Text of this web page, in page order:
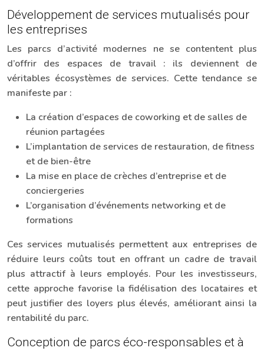
Développement de services mutualisés pour
les entreprises
Les parcs d’activité modernes ne se contentent plus
d’offrir des espaces de travail : ils deviennent de
véritables écosystèmes de services. Cette tendance se
manifeste par :
La création d’espaces de coworking et de salles de
réunion partagées
L’implantation de services de restauration, de fitness
et de bien-être
La mise en place de crèches d’entreprise et de
conciergeries
L’organisation d’événements networking et de
formations
Ces services mutualisés permettent aux entreprises de
réduire leurs coûts tout en offrant un cadre de travail
plus attractif à leurs employés. Pour les investisseurs,
cette approche favorise la fidélisation des locataires et
peut justifier des loyers plus élevés, améliorant ainsi la
rentabilité du parc.
Conception de parcs éco-responsables et à